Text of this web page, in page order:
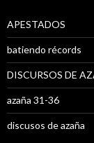
APESTADOS
batiendo récords
DISCURSOS DE
azaña 31-36
discusos de azaña